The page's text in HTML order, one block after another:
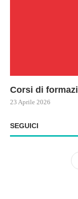
Corsi di
23 Aprile 2026
SEGUICI